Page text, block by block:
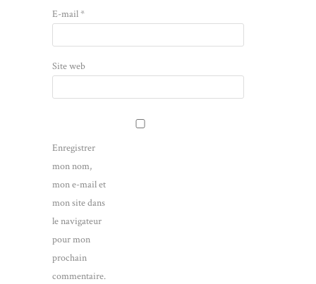
E-mail*
Site web
Enregistrer
mon nom,
mon e-mail et
mon site dans
le navigateur
pour mon
prochain
commentaire.